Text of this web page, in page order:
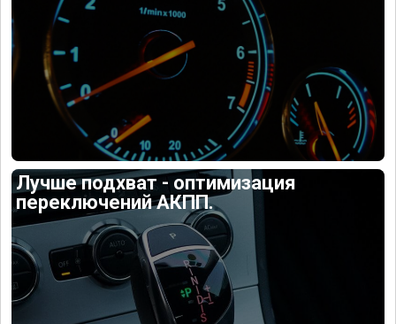
Лучше подхват - оптимизация
переключений АКПП.